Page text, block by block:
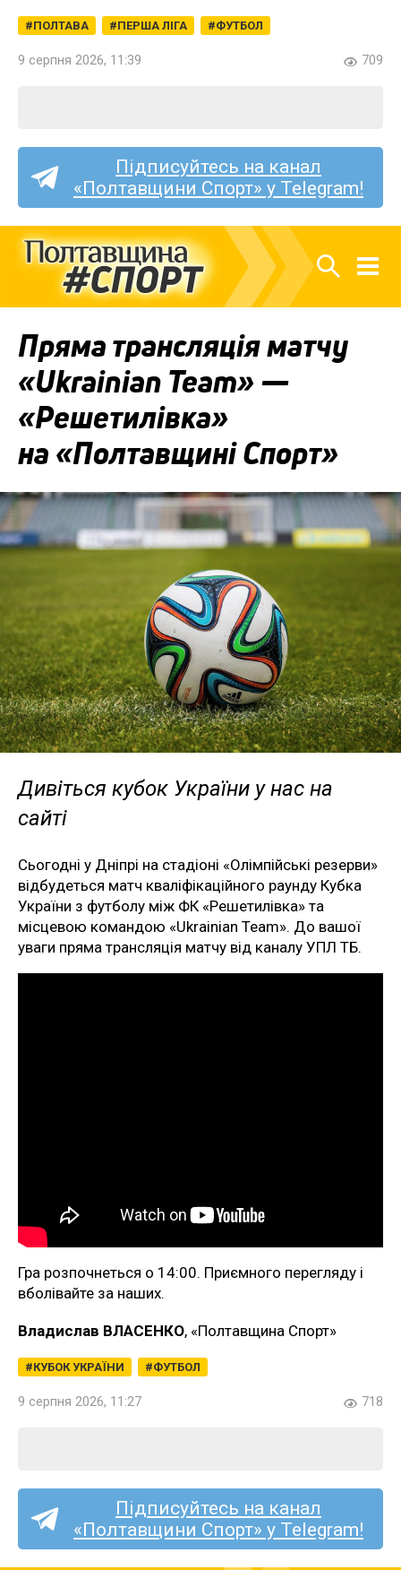
ПОЛТАВА ПЕРША ЛІГА ФУТБОЛ
9 серпня 2026, 11:39 709
Підписуйтесь на канал
«Полтавщини Спорт» у Telegram!
Пряма трансляція матчу
«Ukrainian Team» —
«Решетилівка»
на «Полтавщині Спорт»
Дивіться кубок України у нас на
сайті
Сьогодні у Дніпрі на стадіоні «Олімпійські резерви»
відбудеться матч кваліфікаційного раунду Кубка
України з футболу між ФК «Решетилівка» та
місцевою командою «Ukrainian Team». До вашої
уваги пряма трансляція матчу від каналу УПЛ ТБ.
Гра розпочнеться о 14:00. Приємного перегляду і
вболівайте за наших.
Владислав ВЛАСЕНКО, «Полтавщина Спорт»
КУБОК УКРАЇНИ ФУТБОЛ
9 серпня 2026, 11:27 718
Підписуйтесь на канал
«Полтавщини Спорт» у Telegram!